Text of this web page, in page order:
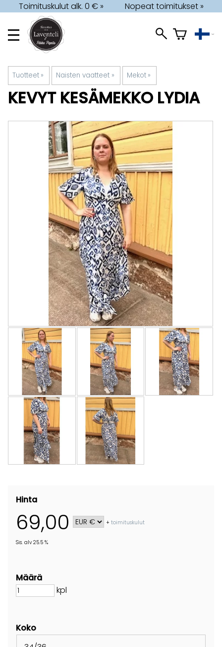
Toimituskulut alk. 0 € » Nopeat toimitukset »
Tuotteet ‪» Naisten vaatteet ‪» Mekot ‪»
KEVYT KESÄMEKKO LYDIA
Hinta
69,00 +toimituskulut
Sis. alv 25.5 %
Määrä
kpl
Koko